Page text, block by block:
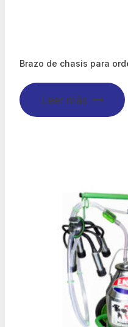
Brazo de chasis para
Leer más